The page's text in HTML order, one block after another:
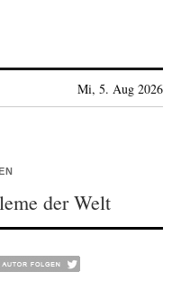
Mi, 5. Aug 2026
der Welt